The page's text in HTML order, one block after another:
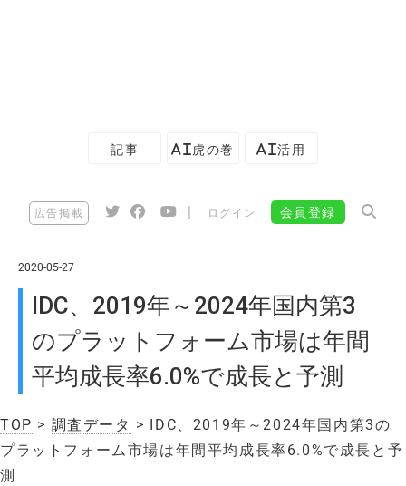
記事 AI虎の巻 AI活用
広告掲載 ログイン 会員登録
2020-05-27
IDC、2019年～2024年国内第3
のプラットフォーム市場は年間
平均成長率6.0%で成長と予測
TOP > 調査データ > IDC、2019年～2024年国内第3の
プラットフォーム市場は年間平均成長率6.0%で成長と予
測